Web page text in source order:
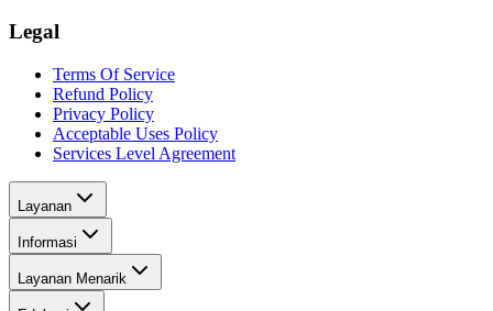
Legal
Terms Of Service
Refund Policy
Privacy Policy
Acceptable Uses Policy
Services Level Agreement
Layanan
Informasi
Layanan Menarik